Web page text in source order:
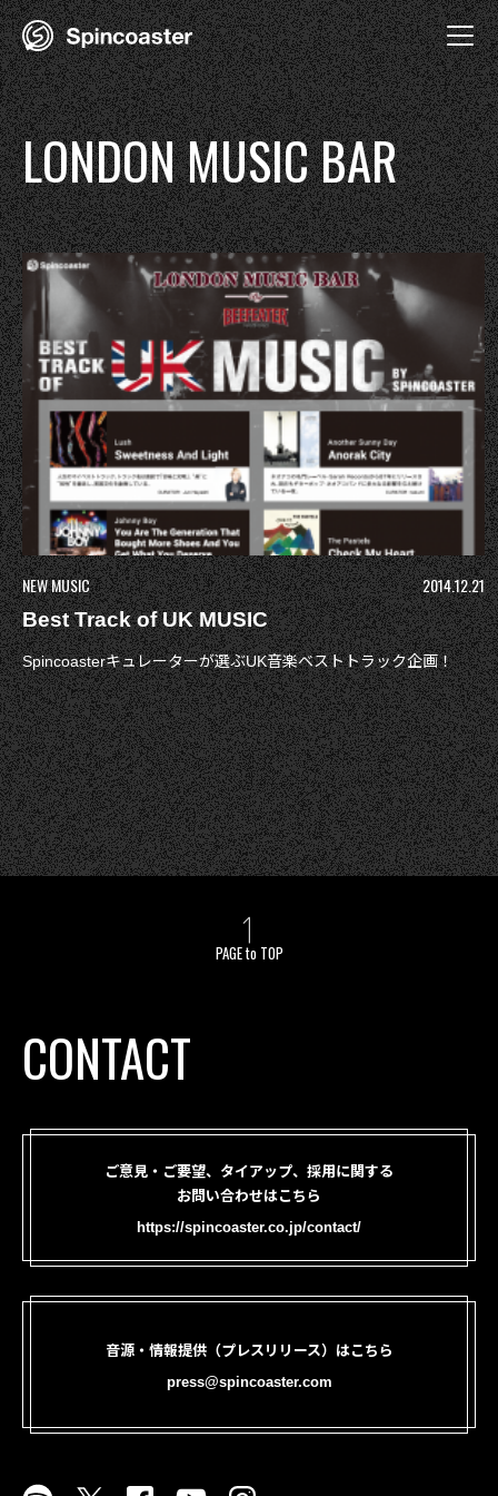
Skip
to
content
LONDON MUSIC BAR
NEW MUSIC
2014.12.21
Best Track of UK MUSIC
Spincoasterキュレーターが選ぶUK音楽ベストトラック企画！
PAGE to TOP
CONTACT
ご意見・ご要望、タイアップ、採用に関する
お問い合わせはこちら
https://spincoaster.co.jp/contact/
音源・情報提供（プレスリリース）はこちら
press@spincoaster.com